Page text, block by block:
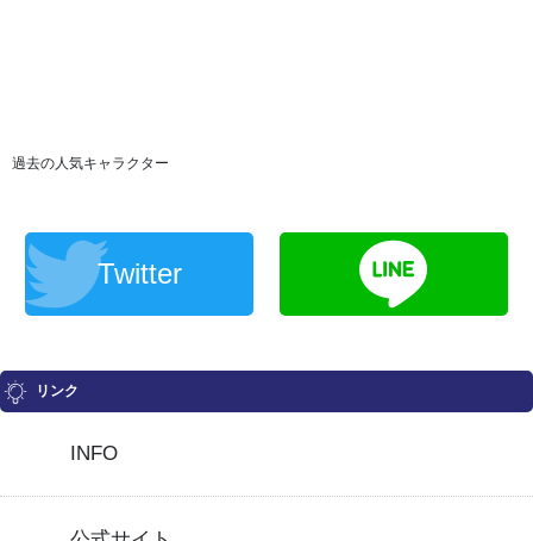
過去の人気キャラクター
Twitter
リンク
INFO